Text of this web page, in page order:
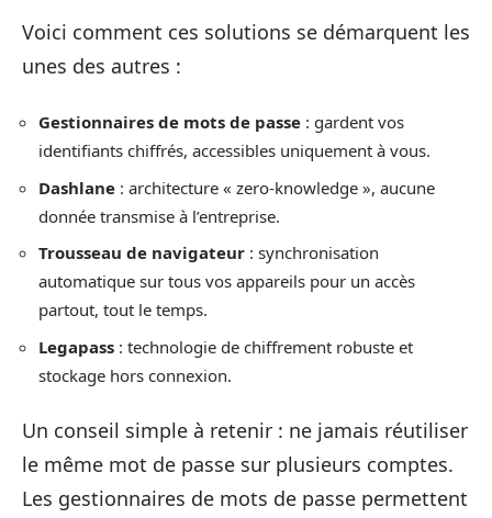
Voici comment ces solutions se démarquent les
unes des autres :
Gestionnaires de mots de passe : gardent vos
identifiants chiffrés, accessibles uniquement à vous.
Dashlane : architecture « zero-knowledge », aucune
donnée transmise à l’entreprise.
Trousseau de navigateur : synchronisation
automatique sur tous vos appareils pour un accès
partout, tout le temps.
Legapass : technologie de chiffrement robuste et
stockage hors connexion.
Un conseil simple à retenir : ne jamais réutiliser
le même mot de passe sur plusieurs comptes.
Les gestionnaires de mots de passe permettent